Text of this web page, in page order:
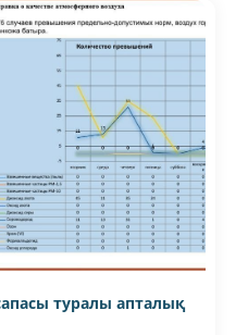
туралы апталық